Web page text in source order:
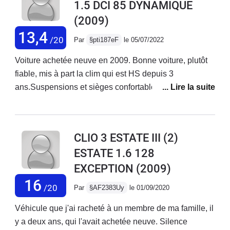
13,4/20
1.5 DCI 85 DYNAMIQUE
(2009)
Par §pti187eF le 05/07/2022
Voiture achetée neuve en 2009. Bonne voiture, plutôt
fiable, mis à part la clim qui est HS depuis 3
ans.Suspensions et sièges confortables. Moteur
polyvalente pour envisager les grands trajets sur
ressentir : - revêtement des commodos qui se décolle-
support de pare-soleil qui se déboîte- faux-cuir du
volant qui s’effrite
16 /20
CLIO 3 ESTATE III (2)
ESTATE 1.6 128
EXCEPTION (2009)
Par §AF2383Uy le 01/09/2020
Véhicule que j'ai racheté à un membre de ma famille, il
y a deux ans, qui l'avait achetée neuve. Silence